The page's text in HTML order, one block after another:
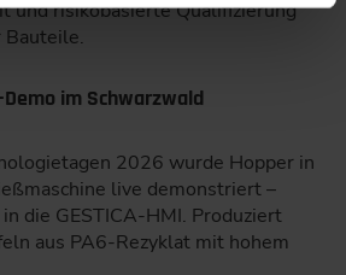
und risikobasierte Qualifizierung
im Schwarzwald
2026 wurde Hopper in
live demonstriert –
die GESTICA-HMI. Produziert
aus PA6-Rezyklat mit hohem